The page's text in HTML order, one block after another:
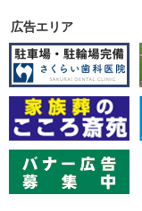
広告エリア